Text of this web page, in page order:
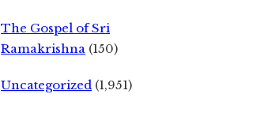
The Gospel of Sri
Ramakrishna (150)
Uncategorized (1,951)